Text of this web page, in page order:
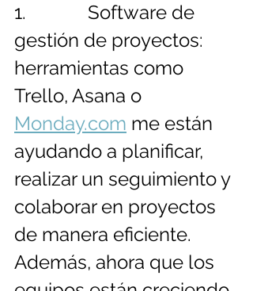
1.             Software de
gestión de proyectos:
herramientas como
Trello, Asana o
Monday.com me están
ayudando a planificar,
realizar un seguimiento y
colaborar en proyectos
de manera eficiente.
Además, ahora que los